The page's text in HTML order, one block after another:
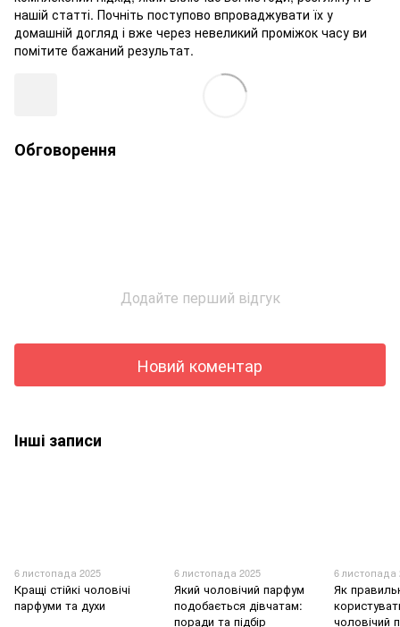
нашій статті. Почніть поступово впроваджувати їх у
домашній догляд і вже через невеликий проміжок часу ви
помітите бажаний результат.
Обговорення
Додайте перший відгук
Новий коментар
Інші записи
6 листопада 2025
Кращі стійкі чоловічі
парфуми та духи
6 листопада 2025
Який чоловічий парфум
подобається дівчатам:
поради та підбір
6 листопада
Як
чоловічий